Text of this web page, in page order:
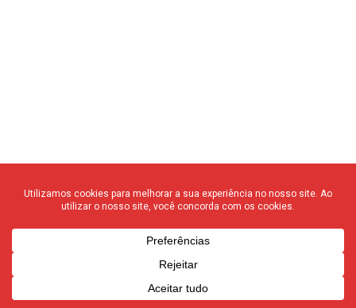
Home Notícias
Idoso de 71 anos sofre
agressões perto da igreja
Santa Rita e morre